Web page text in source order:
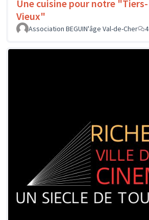
Une cuisine pour notre "Tiers-
Vieux"
Association BEGUIN'âge Val-de-Cher
4